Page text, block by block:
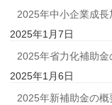
2025年中小企業成長
2025年1月7日
2025年省力化補助金
2025年1月6日
2025年新補助金の概